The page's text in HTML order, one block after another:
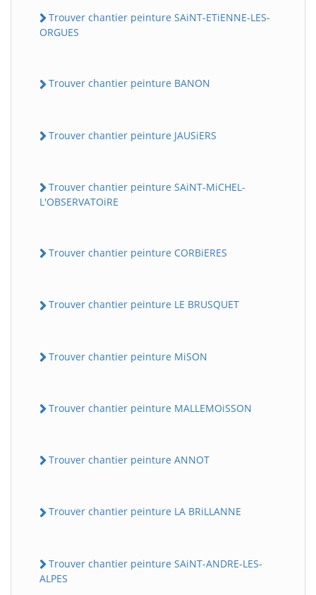
Trouver chantier peinture SAiNT-ETiENNE-LES-
ORGUES
Trouver chantier peinture BANON
Trouver chantier peinture JAUSiERS
Trouver chantier peinture SAiNT-MiCHEL-
L'OBSERVATOiRE
Trouver chantier peinture CORBiERES
Trouver chantier peinture LE BRUSQUET
Trouver chantier peinture MiSON
Trouver chantier peinture MALLEMOiSSON
Trouver chantier peinture ANNOT
Trouver chantier peinture LA BRiLLANNE
Trouver chantier peinture SAiNT-ANDRE-LES-
ALPES